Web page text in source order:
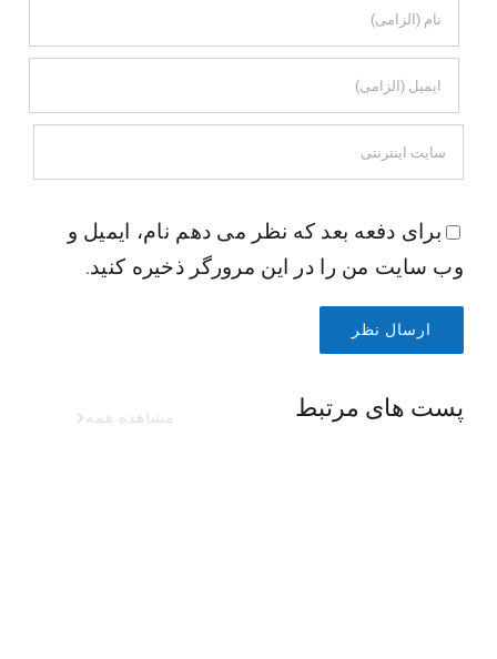
برای دفعه بعد که نظر می دهم نام، ایمیل و
وب سایت من را در این مرورگر ذخیره کنید.
پست های مرتبط مشاهده همه